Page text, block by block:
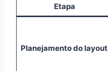
Etapa
Planejamento do layout